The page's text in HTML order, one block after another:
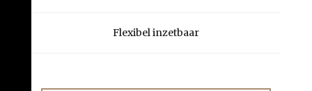
Flexibel inzetbaar